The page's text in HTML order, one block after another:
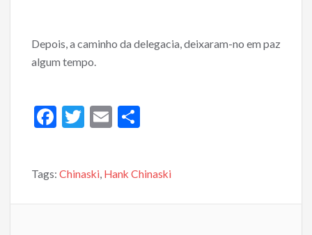
Depois, a caminho da delegacia, deixaram-no em paz
algum tempo.
F
b
T
er
E
l
e
Tags: Chinaski, Hank Chinaski